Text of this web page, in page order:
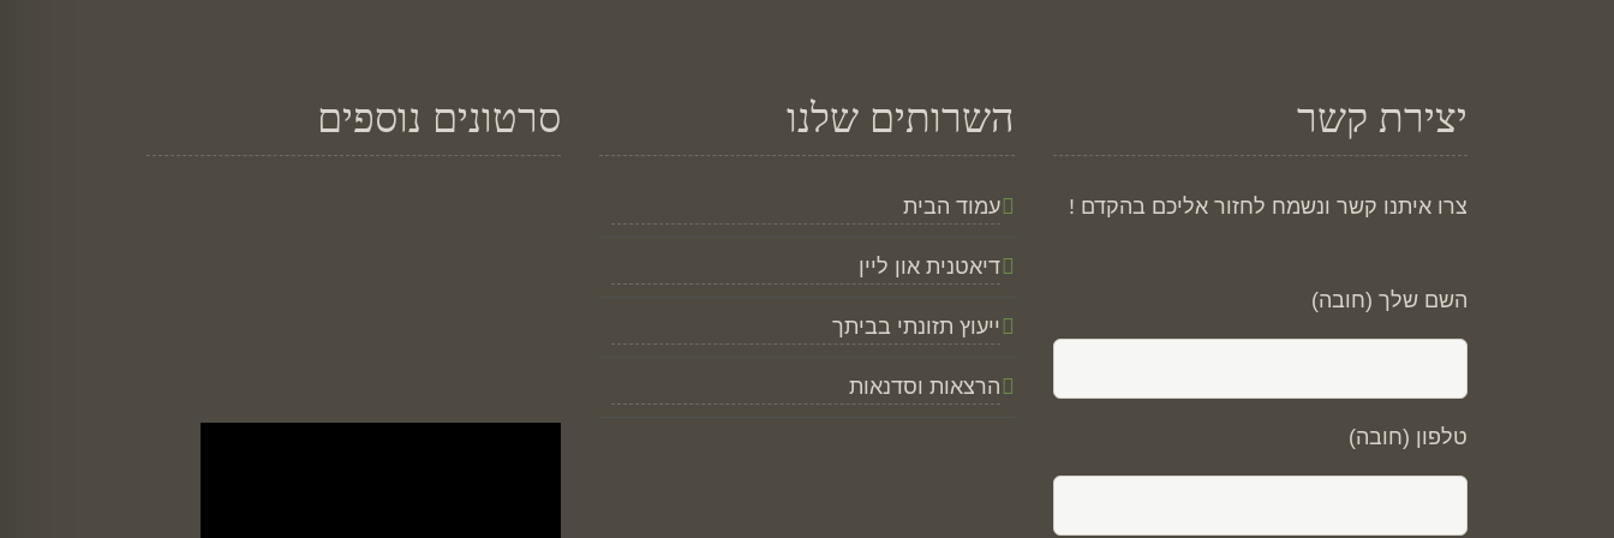
יצירת קשר
צרו איתנו קשר ונשמח לחזור אליכם בהקדם !
השם שלך (חובה)
טלפון (חובה)
השרותים שלנו
עמוד הבית
דיאטנית און ליין
ייעוץ תזונתי בביתך
הרצאות וסדנאות
סרטונים נוספים